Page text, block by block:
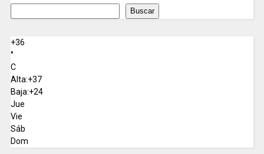
Buscar
+36
°
C
Alta:+37
Baja:+24
Jue
Vie
Sáb
Dom